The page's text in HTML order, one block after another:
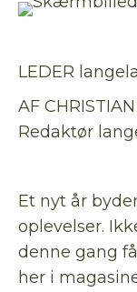
LEDER
AF
Redaktør
Et nyt år
oplevelser.
denne gang
her i